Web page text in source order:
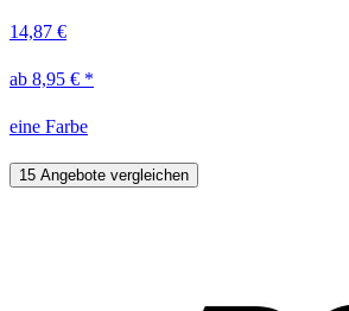
14,87 €
ab 8,95 € *
eine Farbe
15 Angebote vergleichen